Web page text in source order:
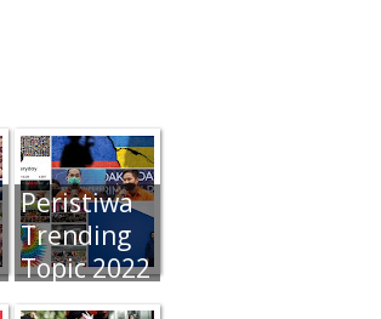
Peristiwa
Trending
Topic 2022